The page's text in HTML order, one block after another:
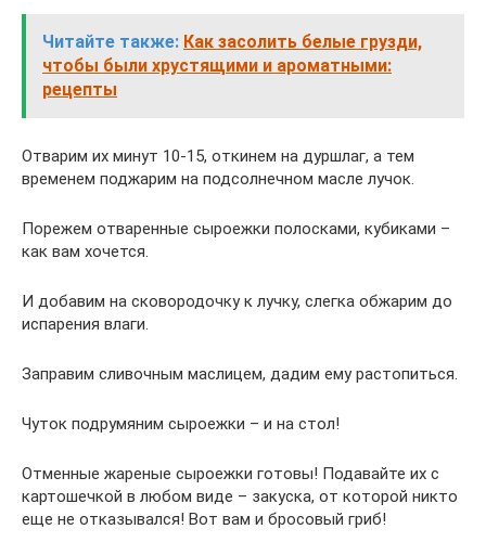
Читайте также: Как засолить белые грузди,
чтобы были хрустящими и ароматными:
рецепты
Отварим их минут 10-15, откинем на дуршлаг, а тем
временем поджарим на подсолнечном масле лучок.
Порежем отваренные сыроежки полосками, кубиками –
как вам хочется.
И добавим на сковородочку к лучку, слегка обжарим до
испарения влаги.
Заправим сливочным маслицем, дадим ему растопиться.
Чуток подрумяним сыроежки – и на стол!
Отменные жареные сыроежки готовы! Подавайте их с
картошечкой в любом виде – закуска, от которой никто
еще не отказывался! Вот вам и бросовый гриб!